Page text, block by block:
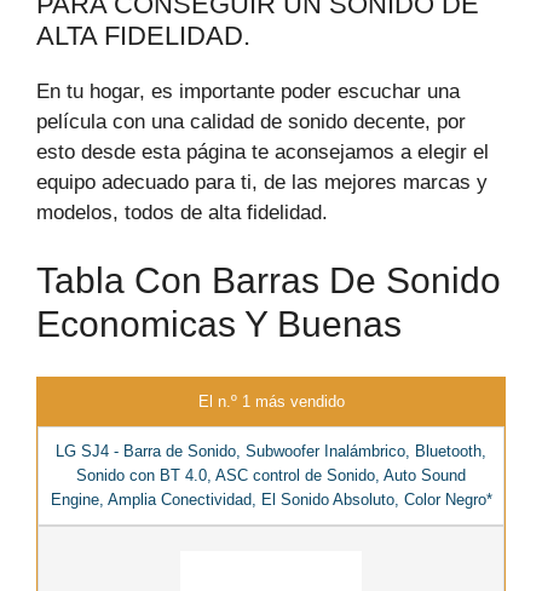
ALTA FIDELIDAD.
En tu hogar, es importante poder escuchar una
película con una calidad de sonido decente, por
esto desde esta página te aconsejamos a elegir el
equipo adecuado para ti, de las mejores marcas y
modelos, todos de alta fidelidad.
Tabla Con Barras De Sonido
Economicas Y Buenas
El n.º 1 más vendido
LG SJ4 - Barra de Sonido, Subwoofer Inalámbrico, Bluetooth,
Sonido con BT 4.0, ASC control de Sonido, Auto Sound
Engine, Amplia Conectividad, El Sonido Absoluto, Color Negro*